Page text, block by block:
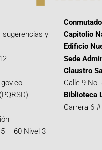
sugerencias y
– 60 Nivel 3
Capitolio
Edificio
Sede
Claustro
Calle 9
Biblioteca
Carrera 6